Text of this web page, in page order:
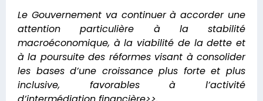
Le Gouvernement va continuer à accorder une
attention particulière à la stabilité
macroéconomique, à la viabilité de la dette et
à la poursuite des réformes visant à consolider
les bases d’une croissance plus forte et plus
inclusive, favorables à l’activité